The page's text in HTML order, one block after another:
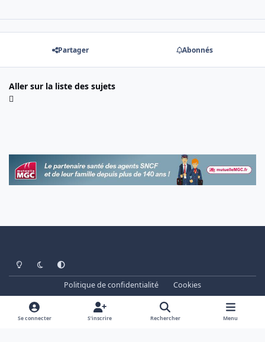
Partager Abonnés
Aller sur la liste des sujets
Light ModeDark ModeSystem Preference
Politique de confidentialité
Cookies
www.cheminots.net - Forum Libre depuis 2003
Powered by
Invision Community
Se connecter S’inscrire Rechercher Menu